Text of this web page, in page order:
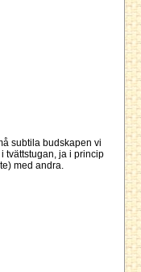
subtila budskapen vi
tvättstugan, ja i princip
med andra.